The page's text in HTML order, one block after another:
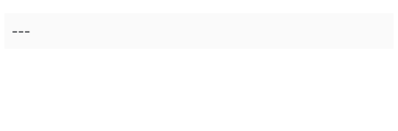
---